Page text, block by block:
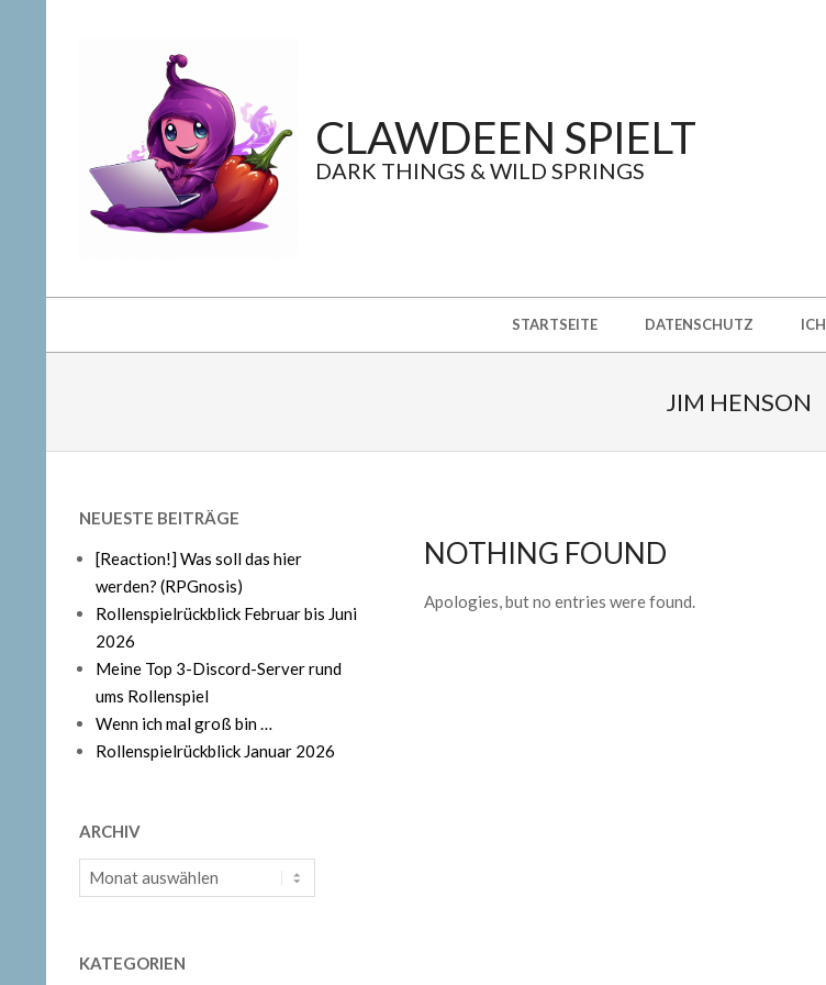
CLAWDEEN SPIELT
DARK THINGS & WILD SPRINGS
STARTSEITE DATENSCHUTZ ICH
JIM HENSON
NOTHING FOUND
Apologies, but no entries were found.
NEUESTE BEITRÄGE
[Reaction!] Was soll das hier
werden? (RPGnosis)
Rollenspielrückblick Februar bis Juni
2026
Meine Top 3-Discord-Server rund
ums Rollenspiel
Wenn ich mal groß bin …
Rollenspielrückblick Januar 2026
ARCHIV
Archiv
KATEGORIEN